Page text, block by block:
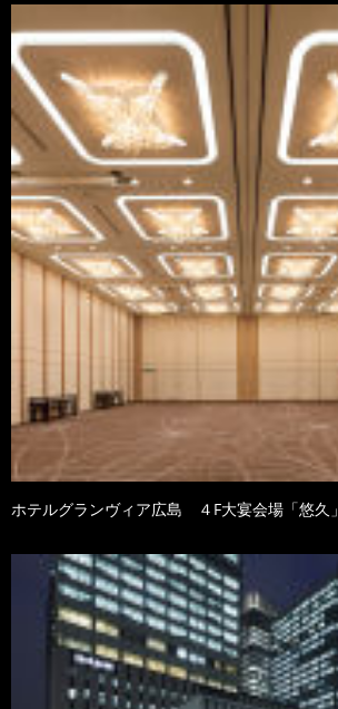
ホテルグランヴィア広島 ４F大宴会場「悠久」